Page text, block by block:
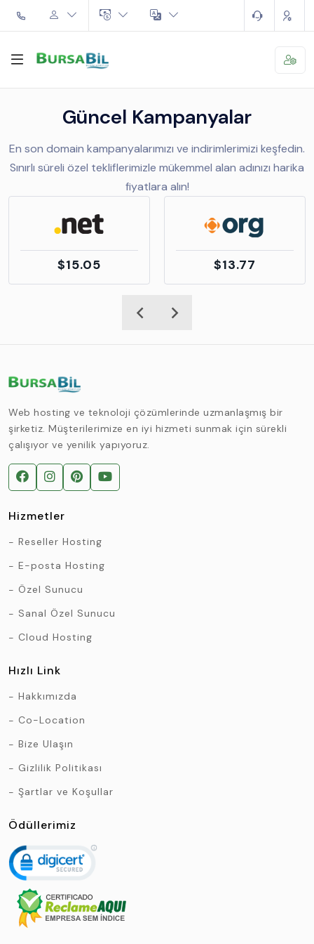
Güncel Kampanyalar
En son domain kampanyalarımızı ve indirimlerimizi keşfedin.
Sınırlı süreli özel tekliflerimizle mükemmel alan adınızı harika
fiyatlara alın!
$15.05 $13.77
Web hosting ve teknoloji çözümlerinde uzmanlaşmış bir
şirketiz. Müşterilerimize en iyi hizmeti sunmak için sürekli
çalışıyor ve yenilik yapıyoruz.
Hizmetler
Reseller Hosting
E-posta Hosting
Özel Sunucu
Sanal Özel Sunucu
Cloud Hosting
Hızlı Link
Hakkımızda
Co-Location
Bize Ulaşın
Gizlilik Politikası
Şartlar ve Koşullar
Ödüllerimiz